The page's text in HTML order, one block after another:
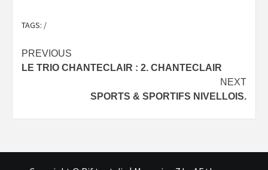
TAGS: /
Post
navigation
PREVIOUS
LE TRIO CHANTECLAIR : 2. CHANTECLAIR
NEXT
SPORTS & SPORTIFS NIVELLOIS.